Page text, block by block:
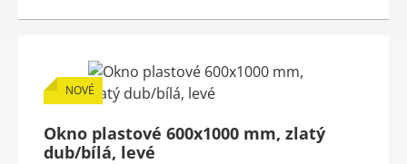
NOVÉ
Okno plastové 600x1000 mm, zlatý
dub/bílá, levé